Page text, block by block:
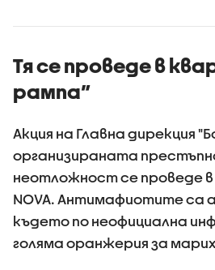
Тя се проведе в
рампа”
Акция на Главна дирекция
организираната
неотложност се проведе в
NOVA. Антимафиотите са
където по неофициална
голяма оранжерия за